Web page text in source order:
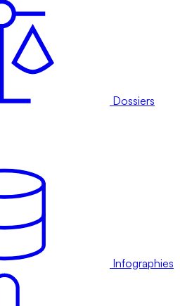
Dossiers
Infographies